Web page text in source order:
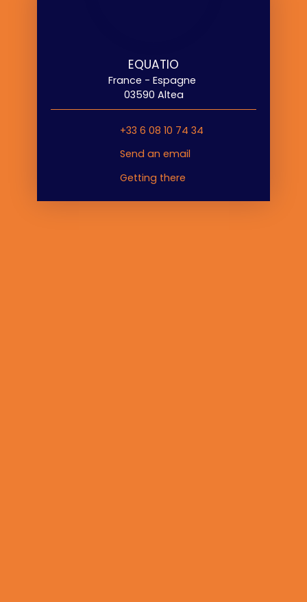
EQUATIO
France - Espagne
03590 Altea
+33 6 08 10 74 34
Send an email
Getting there